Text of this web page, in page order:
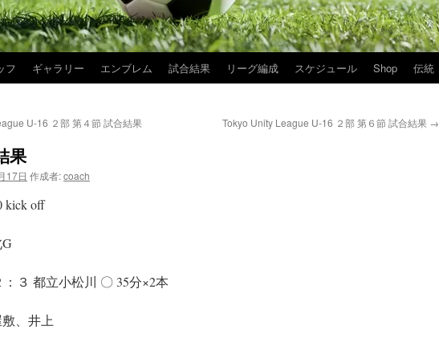
フ ギャラリー エンブレム 試合結果 リーグ編成 スケジュール Shop 伝統
U-16 ２部 第４節 試合結果 Tokyo Unity League U-16 ２部 第６節 試合結果 →
果
17日 作成者:coach
kick off
３ 都立小松川 〇 35分×2本
、井上